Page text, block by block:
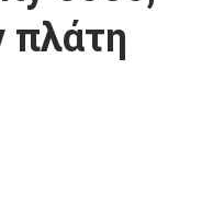
πλάτη